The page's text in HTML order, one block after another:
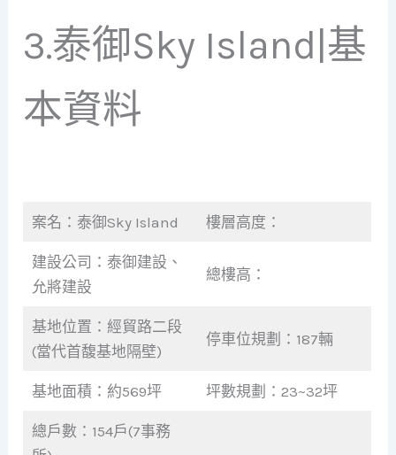
3.泰御Sky Island|基
本資料
案名：泰御Sky Island 樓層高度：
建設公司：泰御建設、
允將建設
總樓高：
基地位置：經貿路二段
(當代首馥基地隔壁)
停車位規劃：187輛
基地面積：約569坪 坪數規劃：23~32坪
總戶數：154戶(7事務